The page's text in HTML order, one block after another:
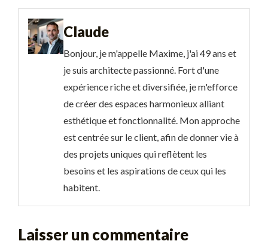
Claude
Bonjour, je m'appelle Maxime, j'ai 49 ans et
je suis architecte passionné. Fort d'une
expérience riche et diversifiée, je m'efforce
de créer des espaces harmonieux alliant
esthétique et fonctionnalité. Mon approche
est centrée sur le client, afin de donner vie à
des projets uniques qui reflètent les
besoins et les aspirations de ceux qui les
habitent.
Laisser un commentaire